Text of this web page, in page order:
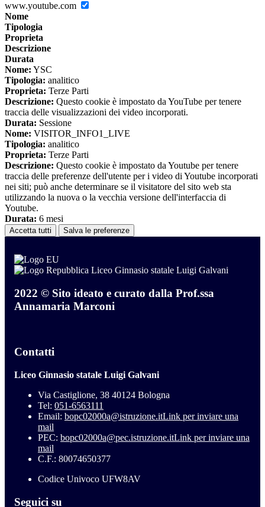
www.youtube.com
Nome
Tipologia
Proprieta
Descrizione
Durata
Nome: YSC
Tipologia: analitico
Proprieta: Terze Parti
Descrizione: Questo cookie è impostato da YouTube per tenere
traccia delle visualizzazioni dei video incorporati.
Durata: Sessione
Nome: VISITOR_INFO1_LIVE
Tipologia: analitico
Proprieta: Terze Parti
Descrizione: Questo cookie è impostato da Youtube per tenere
traccia delle preferenze dell'utente per i video di Youtube incorporati
nei siti; può anche determinare se il visitatore del sito web sta
utilizzando la nuova o la vecchia versione dell'interfaccia di
Youtube.
Durata: 6 mesi
Accetta tutti Salva le preferenze
Liceo Ginnasio statale Luigi Galvani
2022 © Sito ideato e curato dalla Prof.ssa
Annamaria Marconi
Contatti
Liceo Ginnasio statale Luigi Galvani
Via Castiglione, 38 40124 Bologna
Tel: 051-6563111
Email: bopc02000a@istruzione.itLink per inviare una
mail
PEC: bopc02000a@pec.istruzione.itLink per inviare una
mail
C.F.: 80074650377
Codice Univoco UFW8AV
Seguici su